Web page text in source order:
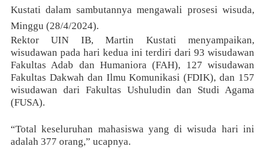
Kustati dalam sambutannya mengawali prosesi wisuda,
Minggu (28/4/2024).
Rektor UIN IB, Martin Kustati menyampaikan,
wisudawan pada hari kedua ini terdiri dari 93 wisudawan
Fakultas Adab dan Humaniora (FAH), 127 wisudawan
Fakultas Dakwah dan Ilmu Komunikasi (FDIK), dan 157
wisudawan dari Fakultas Ushuludin dan Studi Agama
(FUSA).
“Total keseluruhan mahasiswa yang di wisuda hari ini
adalah 377 orang,” ucapnya.